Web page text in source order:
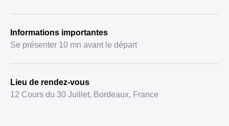
Informations importantes
Se présenter 10 mn avant le départ
Lieu de rendez-vous
12 Cours du 30 Juillet, Bordeaux, France